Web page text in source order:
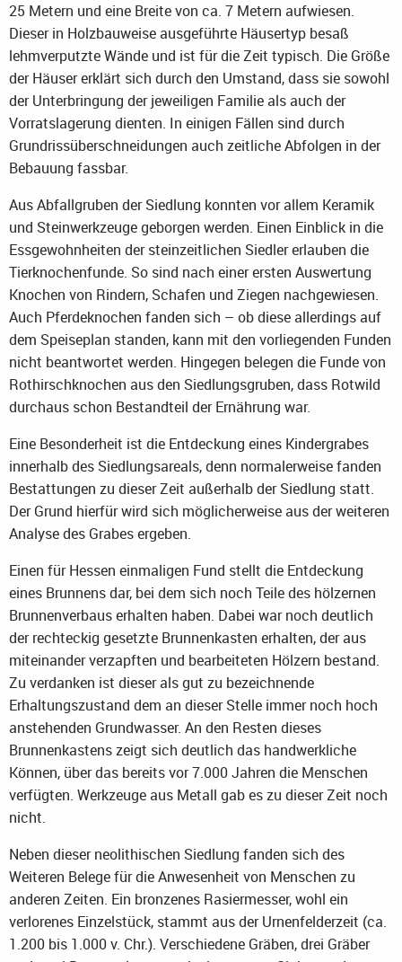
25 Metern und eine Breite von ca. 7 Metern aufwiesen.
Dieser in Holzbauweise ausgeführte Häusertyp besaß
lehmverputzte Wände und ist für die Zeit typisch. Die Größe
der Häuser erklärt sich durch den Umstand, dass sie sowohl
der Unterbringung der jeweiligen Familie als auch der
Vorratslagerung dienten. In einigen Fällen sind durch
Grundrissüberschneidungen auch zeitliche Abfolgen in der
Bebauung fassbar.
Aus Abfallgruben der Siedlung konnten vor allem Keramik
und Steinwerkzeuge geborgen werden. Einen Einblick in die
Essgewohnheiten der steinzeitlichen Siedler erlauben die
Tierknochenfunde. So sind nach einer ersten Auswertung
Knochen von Rindern, Schafen und Ziegen nachgewiesen.
Auch Pferdeknochen fanden sich – ob diese allerdings auf
dem Speiseplan standen, kann mit den vorliegenden Funden
nicht beantwortet werden. Hingegen belegen die Funde von
Rothirschknochen aus den Siedlungsgruben, dass Rotwild
durchaus schon Bestandteil der Ernährung war.
Eine Besonderheit ist die Entdeckung eines Kindergrabes
innerhalb des Siedlungsareals, denn normalerweise fanden
Bestattungen zu dieser Zeit außerhalb der Siedlung statt.
Der Grund hierfür wird sich möglicherweise aus der weiteren
Analyse des Grabes ergeben.
Einen für Hessen einmaligen Fund stellt die Entdeckung
eines Brunnens dar, bei dem sich noch Teile des hölzernen
Brunnenverbaus erhalten haben. Dabei war noch deutlich
der rechteckig gesetzte Brunnenkasten erhalten, der aus
miteinander verzapften und bearbeiteten Hölzern bestand.
Zu verdanken ist dieser als gut zu bezeichnende
Erhaltungszustand dem an dieser Stelle immer noch hoch
anstehenden Grundwasser. An den Resten dieses
Brunnenkastens zeigt sich deutlich das handwerkliche
Können, über das bereits vor 7.000 Jahren die Menschen
verfügten. Werkzeuge aus Metall gab es zu dieser Zeit noch
nicht.
Neben dieser neolithischen Siedlung fanden sich des
Weiteren Belege für die Anwesenheit von Menschen zu
anderen Zeiten. Ein bronzenes Rasiermesser, wohl ein
verlorenes Einzelstück, stammt aus der Urnenfelderzeit (ca.
1.200 bis 1.000 v. Chr.). Verschiedene Gräben, drei Gräber